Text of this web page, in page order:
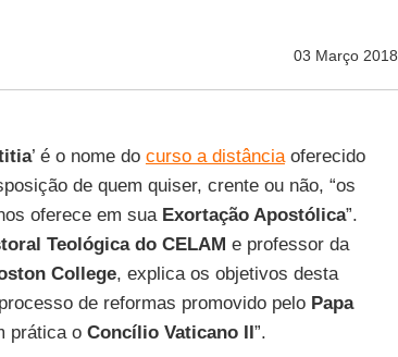
03 Março 2018
’ é o nome do curso a distânciaoferecido
de quem quiser, crente ou não, “os
oferece em sua Exortação Apostólica”.
Teológica do CELAM e professor da
College, explica os objetivos desta
de reformas promovido pelo Papa
prática o Concílio Vaticano II”.